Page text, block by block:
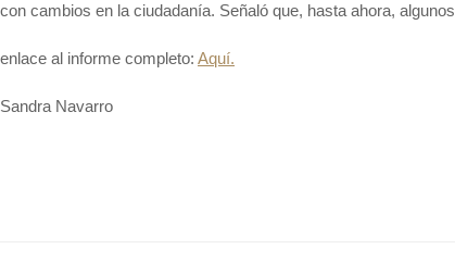
con cambios en la ciudadanía. Señaló que, hasta ahora, algunos
enlace al informe completo: Aquí.
Sandra Navarro